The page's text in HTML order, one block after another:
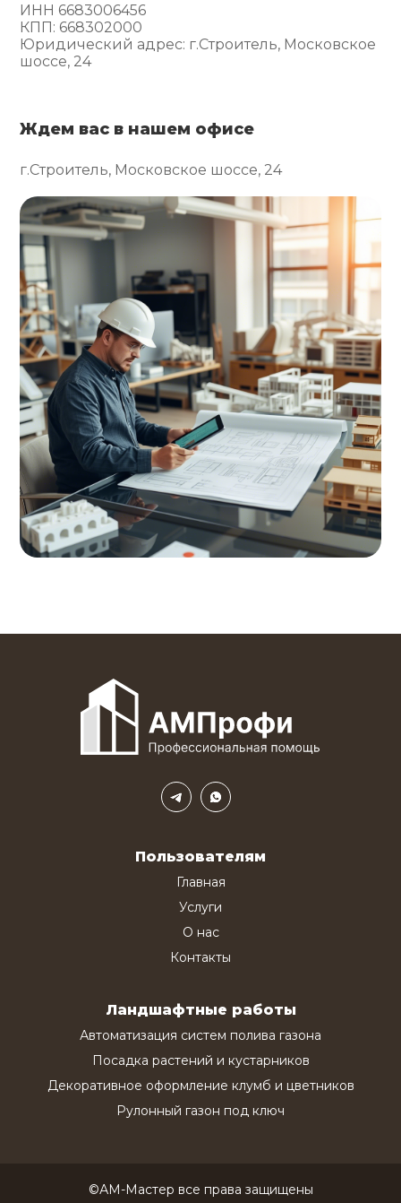
ИНН 6683006456
КПП: 668302000
Юридический адрес: г.Строитель, Московское
шоссе, 24
Ждем вас в нашем офисе
г.Строитель, Московское шоссе, 24
Пользователям
Главная
Услуги
О нас
Контакты
Ландшафтные работы
Автоматизация систем полива газона
Посадка растений и кустарников
Декоративное оформление клумб и цветников
Рулонный газон под ключ
©АМ-Мастер все права защищены